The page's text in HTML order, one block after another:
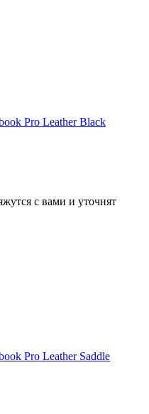
Pro Leather Black
с вами и уточнят
Pro Leather Saddle